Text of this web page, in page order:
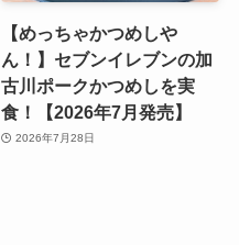
【めっちゃかつめしや
ん！】セブンイレブンの加
古川ポークかつめしを実
食！【2026年7月発売】
2026年7月28日